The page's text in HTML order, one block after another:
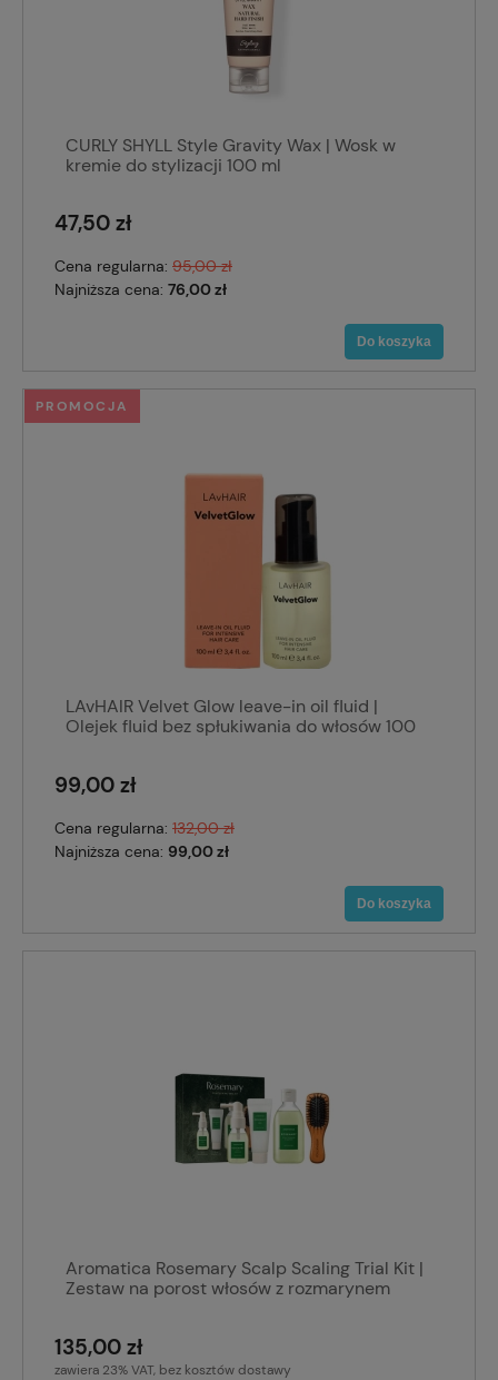
CURLY SHYLL Style Gravity Wax | Wosk w
kremie do stylizacji 100 ml
47,50 zł
Cena regularna: 95,00 zł
Najniższa cena: 76,00 zł
Do koszyka
LAvHAIR Velvet Glow leave-in oil fluid |
Olejek fluid bez spłukiwania do włosów 100
99,00 zł
Cena regularna: 132,00 zł
Najniższa cena: 99,00 zł
Do koszyka
PROMOCJA
Aromatica Rosemary Scalp Scaling Trial Kit |
Zestaw na porost włosów z rozmarynem
135,00 zł
zawiera 23% VAT, bez kosztów dostawy